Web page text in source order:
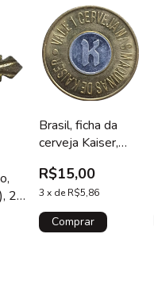
24
Brasil, ficha da
cerveja Kaiser,
bimetálica
R$15,00
3 x de R$5,86